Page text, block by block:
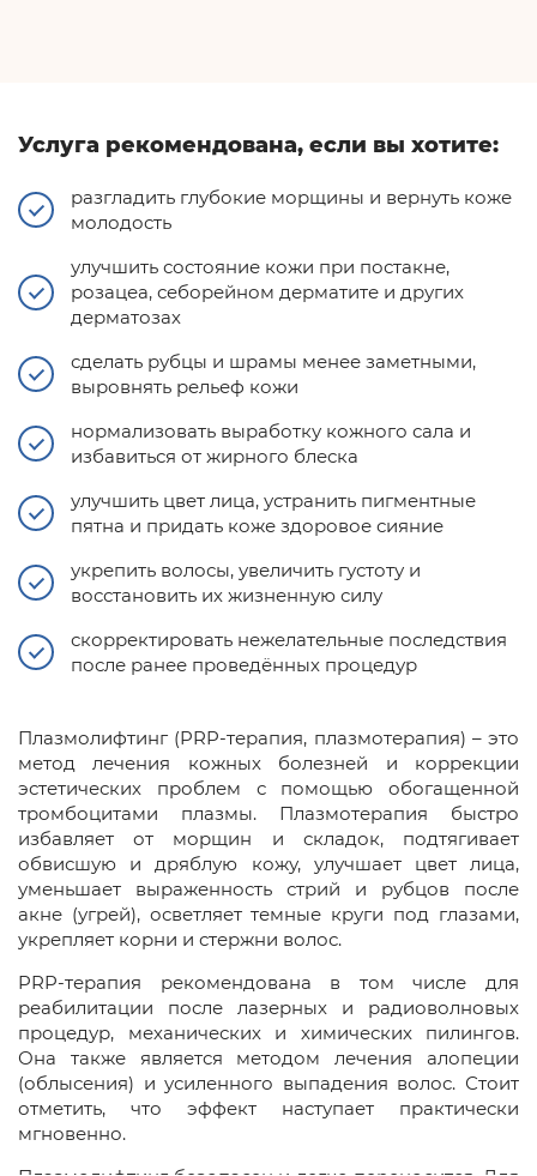
Услуга рекомендована, если вы хотите:
разгладить глубокие морщины и вернуть коже
молодость
улучшить состояние кожи при постакне,
розацеа, себорейном дерматите и других
дерматозах
сделать рубцы и шрамы менее заметными,
выровнять рельеф кожи
нормализовать выработку кожного сала и
избавиться от жирного блеска
улучшить цвет лица, устранить пигментные
пятна и придать коже здоровое сияние
укрепить волосы, увеличить густоту и
восстановить их жизненную силу
скорректировать нежелательные последствия
после ранее проведённых процедур
Плазмолифтинг (PRP-терапия, плазмотерапия) – это
метод лечения кожных болезней и коррекции
эстетических проблем с помощью обогащенной
тромбоцитами плазмы. Плазмотерапия быстро
избавляет от морщин и складок, подтягивает
обвисшую и дряблую кожу, улучшает цвет лица,
уменьшает выраженность стрий и рубцов после
акне (угрей), осветляет темные круги под глазами,
укрепляет корни и стержни волос.
PRP-терапия рекомендована в том числе для
реабилитации после лазерных и радиоволновых
процедур, механических и химических пилингов.
Она также является методом лечения алопеции
(облысения) и усиленного выпадения волос. Стоит
отметить, что эффект наступает практически
мгновенно.